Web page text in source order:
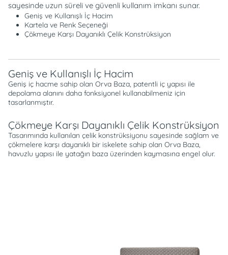
sayesinde uzun süreli ve güvenli kullanım imkanı sunar.
Geniş ve Kullanışlı İç Hacim
Kartela ve Renk Seçeneği
Çökmeye Karşı Dayanıklı Çelik Konstrüksiyon
Geniş ve Kullanışlı İç Hacim
Geniş iç hacme sahip olan Orva Baza, patentli iç yapısı ile
depolama alanını daha fonksiyonel kullanabilmeniz için
tasarlanmıştır.
Çökmeye Karşı Dayanıklı Çelik Konstrüksiyon
Tasarımında kullanılan çelik konstrüksiyonu sayesinde sağlam ve
çökmelere karşı dayanıklı bir iskelete sahip olan Orva Baza,
havuzlu yapısı ile yatağın baza üzerinden kaymasına engel olur.